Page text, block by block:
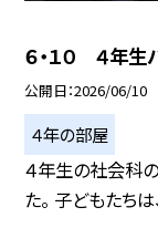
６・１０ ４年
公開日 2026/06/10
４年の部屋
４年生の社会科
た。 子どもたち